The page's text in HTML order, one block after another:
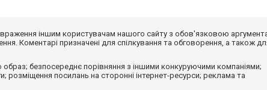
іншим користувачам нашого сайту з обов'язковою
Коментарі призначені для спілкування та обговорення, а також
безпосереднє порівняння з іншими конкуруючими компаніями;
розміщення посилань на сторонні інтернет-ресурси; реклама та